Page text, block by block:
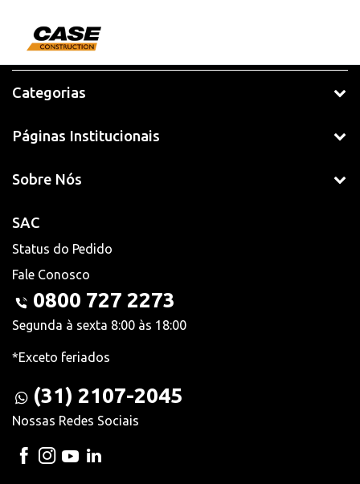
Categorias
Páginas Institucionais
Sobre Nós
SAC
Status do Pedido
Fale Conosco
0800 727 2273
Segunda à sexta 8:00 às 18:00
*Exceto feriados
(31) 2107-2045
Nossas Redes Sociais